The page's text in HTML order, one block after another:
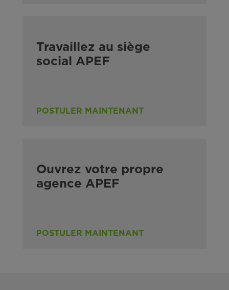
Travaillez au siège
social APEF
POSTULER MAINTENANT
Ouvrez votre propre
agence APEF
POSTULER MAINTENANT